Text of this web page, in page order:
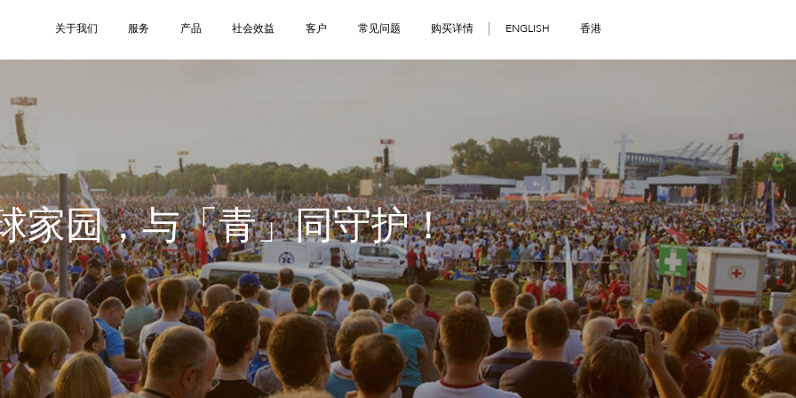
关于我们 服务 产品 社会效益 客户 常见问题 购买详情 ENGLISH 香港
家园，与「青」同守护！